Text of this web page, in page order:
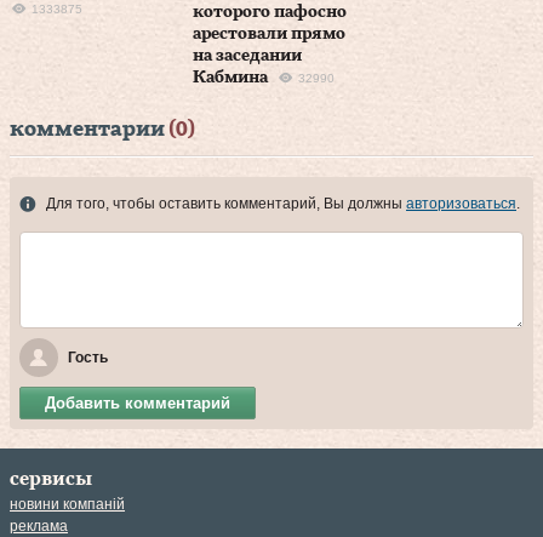
1333875
которого пафосно
арестовали прямо
на заседании
Кабмина
32990
комментарии (0)
Для того, чтобы оставить комментарий, Вы должны авторизоваться
Гость
Добавить комментарий
сервисы
новини компаній
реклама